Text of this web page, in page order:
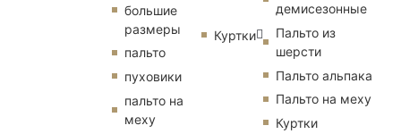
большие
размеры
пальто
пуховики
пальто на
меху
Куртки
демисезонные
Пальто из
шерсти
Пальто альпака
Пальто на меху
Куртки